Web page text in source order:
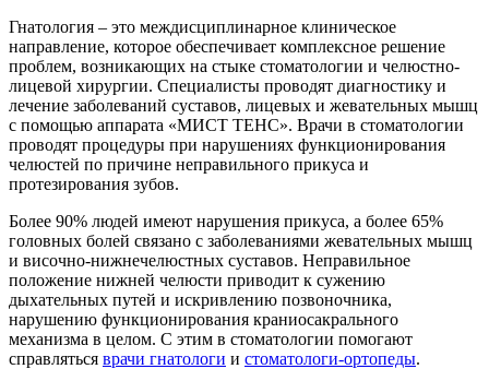
Гнатология – это междисциплинарное клиническое
направление, которое обеспечивает комплексное решение
проблем, возникающих на стыке стоматологии и челюстно-
лицевой хирургии. Специалисты проводят диагностику и
лечение заболеваний суставов, лицевых и жевательных мышц
с помощью аппарата «МИСТ ТЕНС». Врачи в стоматологии
проводят процедуры при нарушениях функционирования
челюстей по причине неправильного прикуса и
протезирования зубов.
Более 90% людей имеют нарушения прикуса, а более 65%
головных болей связано с заболеваниями жевательных мышц
и височно-нижнечелюстных суставов. Неправильное
положение нижней челюсти приводит к сужению
дыхательных путей и искривлению позвоночника,
нарушению функционирования краниосакрального
механизма в целом. С этим в стоматологии помогают
справляться врачи гнатологи и стоматологи-ортопеды.